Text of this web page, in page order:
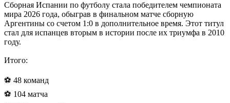
Сборная Испании по футболу стала победителем чемпионата
мира 2026 года, обыграв в финальном матче сборную
Аргентины со счетом 1:0 в дополнительное время. Этот титул
стал для испанцев вторым в истории после их триумфа в 2010
году.
Итого:
⚽️ 48 команд
⚽️ 104 матча